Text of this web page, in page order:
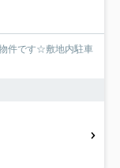
件です☆敷地内駐車